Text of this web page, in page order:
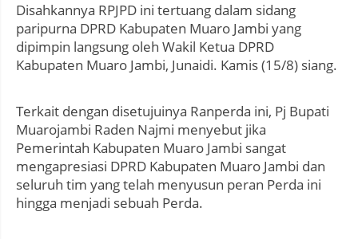
Disahkannya RPJPD ini tertuang dalam sidang
paripurna DPRD Kabupaten Muaro Jambi yang
dipimpin langsung oleh Wakil Ketua DPRD
Kabupaten Muaro Jambi, Junaidi. Kamis (15/8) siang.
Terkait dengan disetujuinya Ranperda ini, Pj Bupati
Muarojambi Raden Najmi menyebut jika
Pemerintah Kabupaten Muaro Jambi sangat
mengapresiasi DPRD Kabupaten Muaro Jambi dan
seluruh tim yang telah menyusun peran Perda ini
hingga menjadi sebuah Perda.